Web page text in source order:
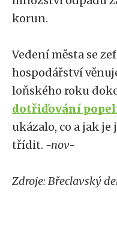
korun.
Vedení města se
hospodářství
loňského roku
dotřiďování
ukázalo, co a jak je
třídit. -nov-
Zdroje: Břeclavský